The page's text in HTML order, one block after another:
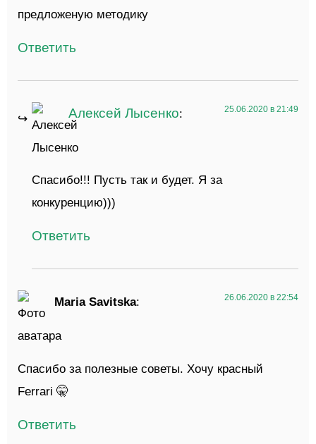
предложеную методику
Ответить
Алексей Лысенко: 25.06.2020 в 21:49
Спасибо!!! Пусть так и будет. Я за
конкуренцию)))
Ответить
Maria Savitska: 26.06.2020 в 22:54
Спасибо за полезные советы. Хочу красный
Ferrari 🤫
Ответить